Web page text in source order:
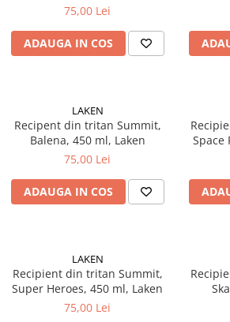
75,00 Lei
ADAUGA IN COS
LAKEN
Recipent din tritan Summit,
Balena, 450 ml, Laken
75,00 Lei
ADAUGA IN COS
Space
LAKEN
Recipient din tritan Summit,
Super Heroes, 450 ml, Laken
75,00 Lei